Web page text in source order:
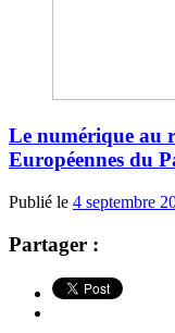
Le numérique au
Européennes du
Publié le 4 septembre
Partager :